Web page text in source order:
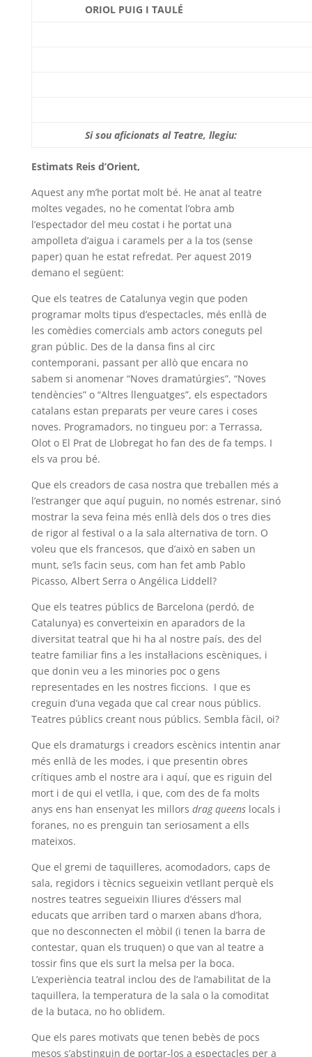
ORIOL PUIG I TAULÉ
Si sou aficionats al Teatre, llegiu:
Estimats Reis d’Orient,
Aquest any m’he portat molt bé. He anat al teatre
moltes vegades, no he comentat l’obra amb
l’espectador del meu costat i he portat una
ampolleta d’aigua i caramels per a la tos (sense
paper) quan he estat refredat. Per aquest 2019
demano el següent:
Que els teatres de Catalunya vegin que poden
programar molts tipus d’espectacles, més enllà de
les comèdies comercials amb actors coneguts pel
gran públic. Des de la dansa fins al circ
contemporani, passant per allò que encara no
sabem si anomenar “Noves dramatúrgies”, “Noves
tendències” o “Altres llenguatges”, els espectadors
catalans estan preparats per veure cares i coses
noves. Programadors, no tingueu por: a Terrassa,
Olot o El Prat de Llobregat ho fan des de fa temps. I
els va prou bé.
Que els creadors de casa nostra que treballen més a
l’estranger que aquí puguin, no només estrenar, sinó
mostrar la seva feina més enllà dels dos o tres dies
de rigor al festival o a la sala alternativa de torn. O
voleu que els francesos, que d’això en saben un
munt, se’ls facin seus, com han fet amb Pablo
Picasso, Albert Serra o Angélica Liddell?
Que els teatres públics de Barcelona (perdó, de
Catalunya) es converteixin en aparadors de la
diversitat teatral que hi ha al nostre país, des del
teatre familiar fins a les instal·lacions escèniques, i
que donin veu a les minories poc o gens
representades en les nostres ficcions. I que es
creguin d’una vegada que cal crear nous públics.
Teatres públics creant nous públics. Sembla fàcil, oi?
Que els dramaturgs i creadors escènics intentin anar
més enllà de les modes, i que presentin obres
crítiques amb el nostre ara i aquí, que es riguin del
mort i de qui el vetlla, i que, com des de fa molts
anys ens han ensenyat les millors drag queenslocals i
foranes, no es prenguin tan seriosament a ells
mateixos.
Que el gremi de taquilleres, acomodadors, caps de
sala, regidors i tècnics segueixin vetllant perquè els
nostres teatres segueixin lliures d’éssers mal
educats que arriben tard o marxen abans d’hora,
que no desconnecten el mòbil (i tenen la barra de
contestar, quan els truquen) o que van al teatre a
tossir fins que els surt la melsa per la boca.
L’experiència teatral inclou des de l’amabilitat de la
taquillera, la temperatura de la sala o la comoditat
de la butaca, no ho oblidem.
Que els pares motivats que tenen bebès de pocs
mesos s’abstinguin de portar-los a espectacles per a